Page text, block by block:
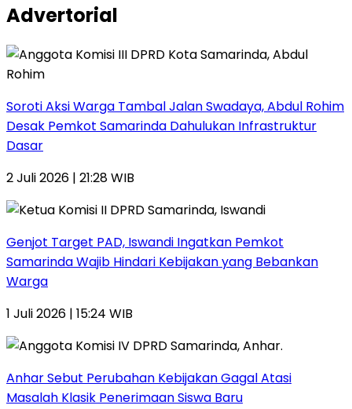
Advertorial
Soroti Aksi Warga Tambal Jalan Swadaya, Abdul Rohim
Desak Pemkot Samarinda Dahulukan Infrastruktur
Dasar
2 Juli 2026 | 21:28 WIB
Genjot Target PAD, Iswandi Ingatkan Pemkot
Samarinda Wajib Hindari Kebijakan yang Bebankan
Warga
1 Juli 2026 | 15:24 WIB
Anhar Sebut Perubahan Kebijakan Gagal Atasi
Masalah Klasik Penerimaan Siswa Baru